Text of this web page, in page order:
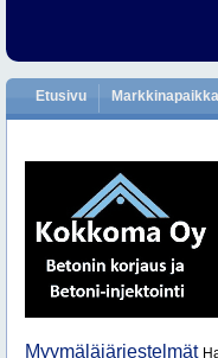
Etusivu Markkinapaikka
Myymäläjärjestelmät